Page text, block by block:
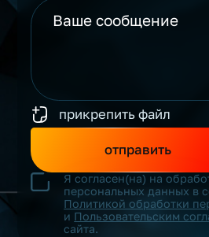
прикрепить файл
отправить
Я согласен(на) на
персональных данных в
Политикой обработки
и Пользовательским
сайта.